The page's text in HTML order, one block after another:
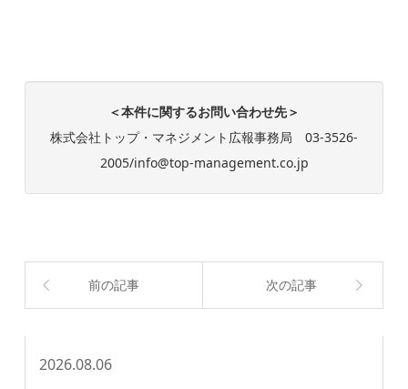
＜本件に関するお問い合わせ先＞
株式会社トップ・マネジメント広報事務局 03-3526-
2005/info@top-management.co.jp
前の記事 次の記事
2026.08.06